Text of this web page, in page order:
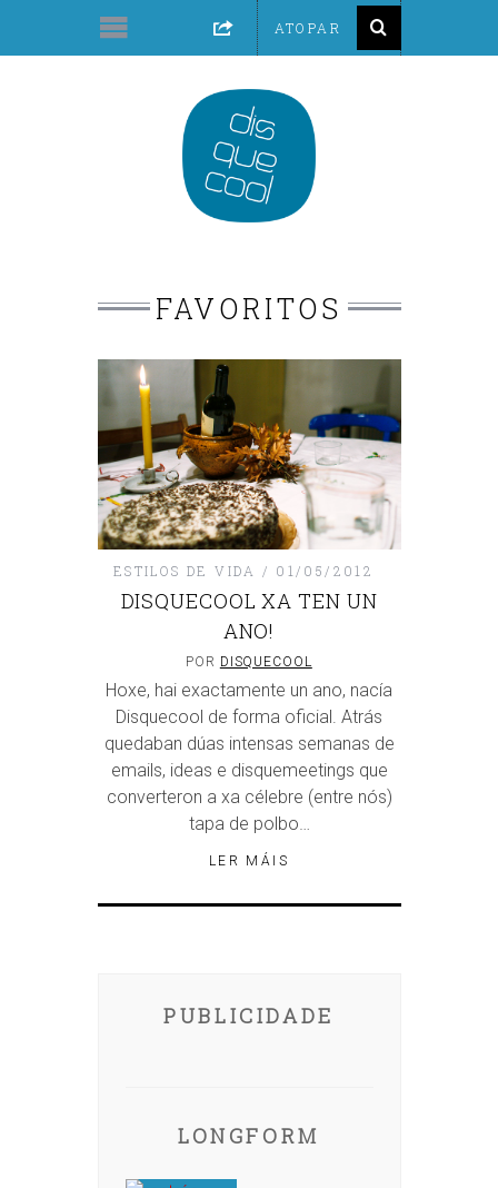
FAVORITOS
ESTILOS DE VIDA 01/05/2012
DISQUECOOL XA TEN UN
ANO!
POR DISQUECOOL
Hoxe, hai exactamente un ano, nacía
Disquecool de forma oficial. Atrás
quedaban dúas intensas semanas de
emails, ideas e disquemeetings que
converteron a xa célebre (entre nós)
tapa de polbo…
LER MÁIS
PUBLICIDADE
LONGFORM